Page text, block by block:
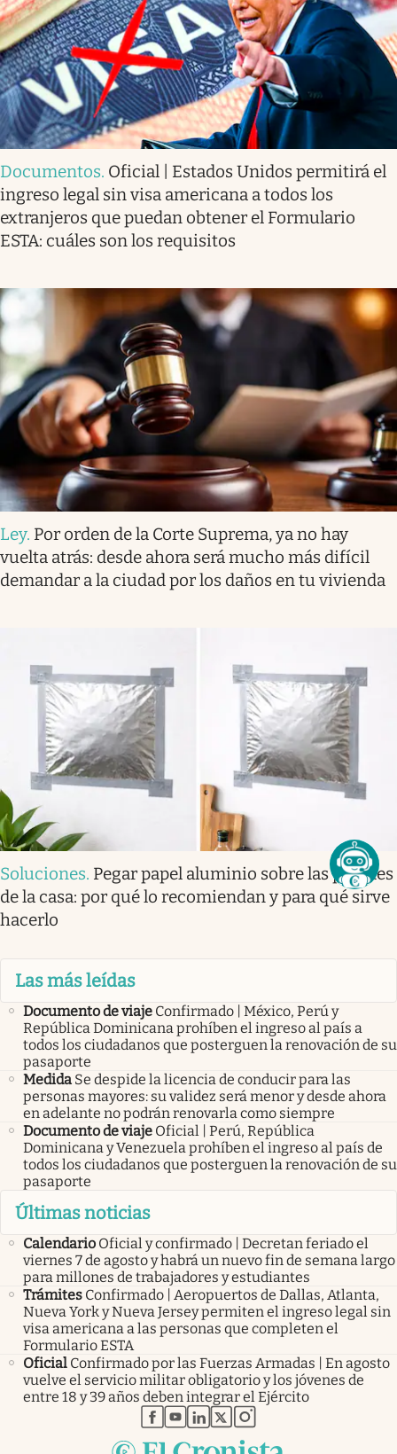
Documentos. Oficial | Estados Unidos permitirá el
ingreso legal sin visa americana a todos los
extranjeros que puedan obtener el Formulario
ESTA: cuáles son los requisitos
Ley. Por orden de la Corte Suprema, ya no hay
vuelta atrás: desde ahora será mucho más difícil
demandar a la ciudad por los daños en tu vivienda
Soluciones. Pegar papel aluminio sobre las paredes
de la casa: por qué lo recomiendan y para qué sirve
hacerlo
Las más leídas
Documento de viaje Confirmado | México, Perú y
República Dominicana prohíben el ingreso al país a
todos los ciudadanos que posterguen la renovación de su
pasaporte
Medida Se despide la licencia de conducir para las
personas mayores: su validez será menor y desde ahora
en adelante no podrán renovarla como siempre
Documento de viaje Oficial | Perú, República
Dominicana y Venezuela prohíben el ingreso al país de
todos los ciudadanos que posterguen la renovación de su
pasaporte
Últimas noticias
Calendario Oficial y confirmado | Decretan feriado el
viernes 7 de agosto y habrá un nuevo fin de semana largo
para millones de trabajadores y estudiantes
Trámites Confirmado | Aeropuertos de Dallas, Atlanta,
Nueva York y Nueva Jersey permiten el ingreso legal sin
visa americana a las personas que completen el
Formulario ESTA
Oficial Confirmado por las Fuerzas Armadas | En agosto
vuelve el servicio militar obligatorio y los jóvenes de
entre 18 y 39 años deben integrar el Ejército
abre en nueva pestaña
abre en nueva pestaña
abre en nueva pestaña
abre en nueva pestaña
abre en nueva pestaña